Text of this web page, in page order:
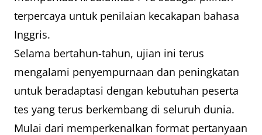
terpercaya untuk penilaian kecakapan bahasa
Inggris.
Selama bertahun-tahun, ujian ini terus
mengalami penyempurnaan dan peningkatan
untuk beradaptasi dengan kebutuhan peserta
tes yang terus berkembang di seluruh dunia.
Mulai dari memperkenalkan format pertanyaan